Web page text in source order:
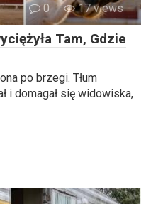
0 17 views
Tam, Gdzie
po brzegi. Tłum
i domagał się widowiska,